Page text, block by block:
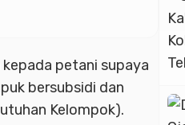
petani supaya
bersubsidi dan
Kelompok).